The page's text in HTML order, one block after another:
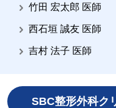
竹田 宏太郎 医師
西石垣 誠友 医師
吉村 法子 医師
SBC整形外科ク